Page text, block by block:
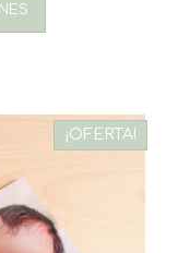
¡OFERTA!